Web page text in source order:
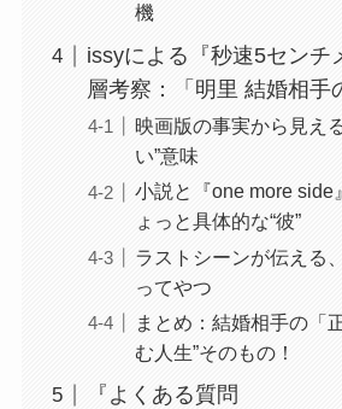
機
issyによる『秒速5センチ
層考察：「明里 結婚相手
映画版の事実から見え
い”意味
小説と『one more side
ょっと具体的な“彼”
ラストシーンが伝える
ってやつ
まとめ：結婚相手の「
む人生”そのもの！
『よくある質問